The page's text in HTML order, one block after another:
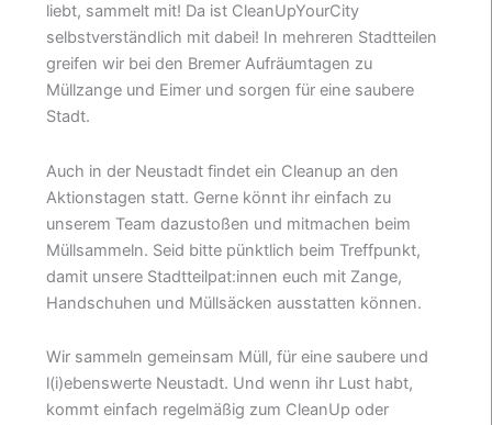
liebt, sammelt mit! Da ist CleanUpYourCity
selbstverständlich mit dabei! In mehreren Stadtteilen
greifen wir bei den Bremer Aufräumtagen zu
Müllzange und Eimer und sorgen für eine saubere
Stadt.
Auch in der Neustadt findet ein Cleanup an den
Aktionstagen statt. Gerne könnt ihr einfach zu
unserem Team dazustoßen und mitmachen beim
Müllsammeln. Seid bitte pünktlich beim Treffpunkt,
damit unsere Stadtteilpat:innen euch mit Zange,
Handschuhen und Müllsäcken ausstatten können.
Wir sammeln gemeinsam Müll, für eine saubere und
l(i)ebenswerte Neustadt. Und wenn ihr Lust habt,
kommt einfach regelmäßig zum CleanUp oder